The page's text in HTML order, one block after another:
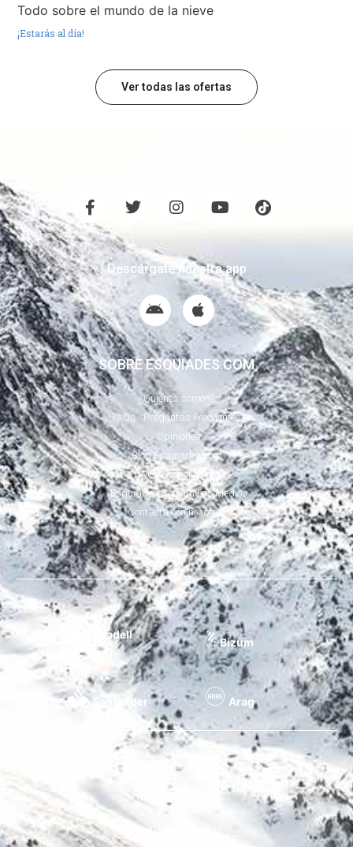
Todo sobre el mundo de la nieve
¡Estarás al día!
Ver todas las ofertas
Descárgate nuestra app
SOBRE ESQUIADES.COM
¿Quiénes somos?
FAQs - Preguntas Frecuentes
Opiniones
Blog Esquiades.com
Web Corporativa
Esquiades.Com En Los Medios
Contacta con nosotros
Sabadell
Bizum
Santander Arag
Condiciones generales
Privacidad de datos
Privacidad de datos